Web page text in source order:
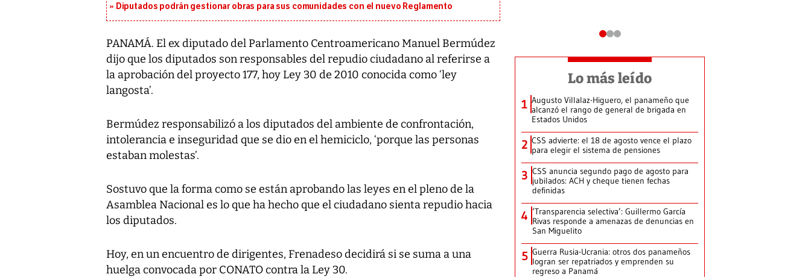
Diputados podrán gestionar obras para sus comunidades con el nuevo Reglamento
PANAMÁ. El ex diputado del Parlamento Centroamericano Manuel Bermúdez
dijo que los diputados son responsables del repudio ciudadano al referirse a
la aprobación del proyecto 177, hoy Ley 30 de 2010 conocida como ‘ley
langosta’.
Bermúdez responsabilizó a los diputados del ambiente de confrontación,
intolerancia e inseguridad que se dio en el hemiciclo, ‘porque las personas
estaban molestas’.
Sostuvo que la forma como se están aprobando las leyes en el pleno de la
Asamblea Nacional es lo que ha hecho que el ciudadano sienta repudio hacia
los diputados.
Hoy, en un encuentro de dirigentes, Frenadeso decidirá si se suma a una
huelga convocada por CONATO contra la Ley 30.
Lo más leído
1 Augusto Villalaz-Higuero, el panameño que
alcanzó el rango de general de brigada en
Estados Unidos
2 CSS advierte: el 18 de agosto vence el plazo
para elegir el sistema de pensiones
3 CSS anuncia segundo pago de agosto para
jubilados: ACH y cheque tienen fechas
definidas
4 ‘Transparencia selectiva’: Guillermo García
Rivas responde a amenazas de denuncias en
San Miguelito
5 Guerra Rusia-Ucrania: otros dos panameños
logran ser repatriados y emprenden su
regreso a Panamá